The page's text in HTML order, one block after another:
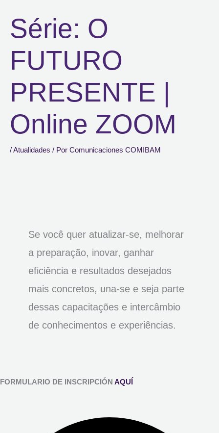
Série: O
FUTURO
PRESENTE |
Online ZOOM
/Atualidades / Por Comunicaciones COMIBAM
Se você quer atualizar-se, melhorar
a preparação, inovar, ganhar
eficiência e resultados desejados
mais concretos, una-se e seja parte
dessas capacitações e intercâmbio
de conhecimentos e experiências.
FORMULARIO DE INSCRIPCIÓN AQUÍ